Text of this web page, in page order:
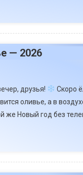
— 2026
друзья!
Скоро
оливье, а в
же Новый год без